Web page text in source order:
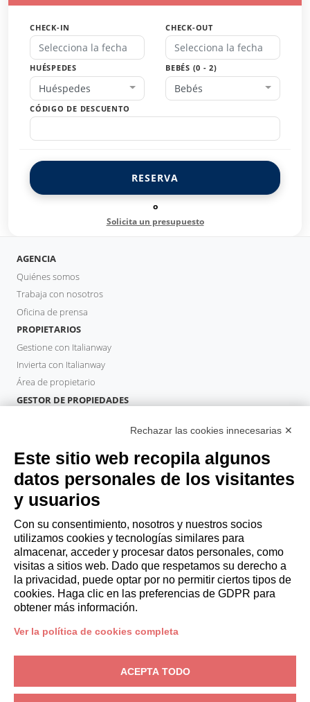
CHECK-IN CHECK-OUT
HUÉSPEDES
Huéspedes
BEBÉS (0 - 2)
Bebés
CÓDIGO DE DESCUENTO
RESERVA
o
Solicita un presupuesto
AGENCIA
Quiénes somos
Trabaja con nosotros
Oficina de prensa
PROPIETARIOS
Gestione con Italianway
Invierta con Italianway
Área de propietario
GESTOR DE PROPIEDADES
HUÉSPEDES
Reserve una estancia
Estancias largas
Experiencias para los Huéspedes
Descuentos para husespedes
Convenios para empresas
booking@italianway.house
+390286882952
N.° de IVA: 08839180968 -PMI Innovativa
Privacidad-Condiciones-Cookies-Whistleblowing
Rechazar las cookies innecesarias ✕
Este sitio web recopila algunos
datos personales de los visitantes
y usuarios
Con su consentimiento, nosotros y nuestros socios
utilizamos cookies y tecnologías similares para
almacenar, acceder y procesar datos personales, como
visitas a sitios web. Dado que respetamos su derecho a
la privacidad, puede optar por no permitir ciertos tipos de
cookies. Haga clic en las preferencias de GDPR para
obtener más información.
Ver la política de cookies completa
ACEPTA TODO